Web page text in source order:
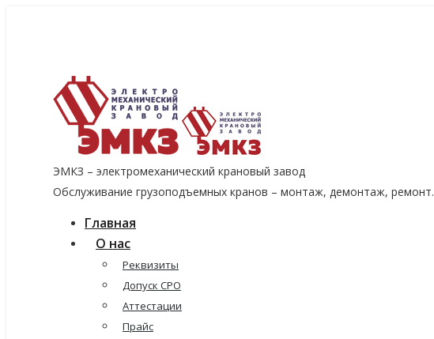
ЭМКЗ – электромеханический крановый завод
Обслуживание грузоподъемных кранов – монтаж, демонтаж, ремонт.
Главная
О нас
Реквизиты
Допуск СРО
Аттестации
Прайс